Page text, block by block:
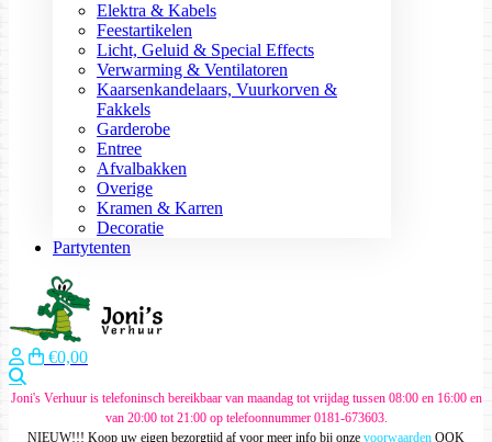
Elektra & Kabels
Feestartikelen
Licht, Geluid & Special Effects
Verwarming & Ventilatoren
Kaarsenkandelaars, Vuurkorven &
Fakkels
Garderobe
Entree
Afvalbakken
Overige
Kramen & Karren
Decoratie
Partytenten
€0,00
Joni's Verhuur is telefoninsch bereikbaar van maandag tot vrijdag tussen 08:00 en 16:00 en
van 20:00 tot 21:00 op telefoonnummer 0181-673603.
NIEUW!!! Koop uw eigen bezorgtijd af voor meer info bij onze voorwaarden OOK